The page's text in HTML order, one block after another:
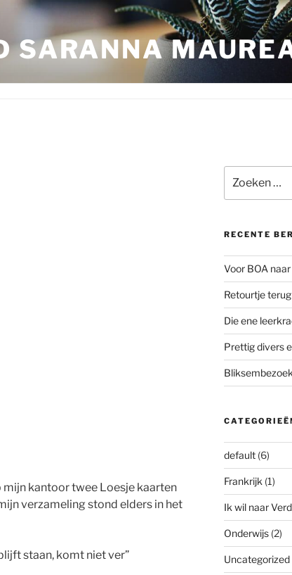
SARANNA
kantoor twee Loesje kaarten
verzameling stond elders in het
staan, komt niet ver”
naar:
RECENTE
Voor BOA
Retourtje
Die ene
Prettig divers
default(6)
Frankrijk (1)
Ik wil naar
Onderwijs(2)
Uncategorized